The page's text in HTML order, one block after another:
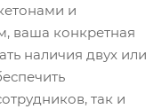
и
ваша конкретная
наличия двух или
так и